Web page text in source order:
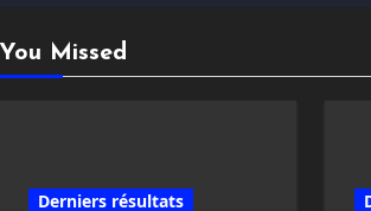
You Missed
Derniers résultats